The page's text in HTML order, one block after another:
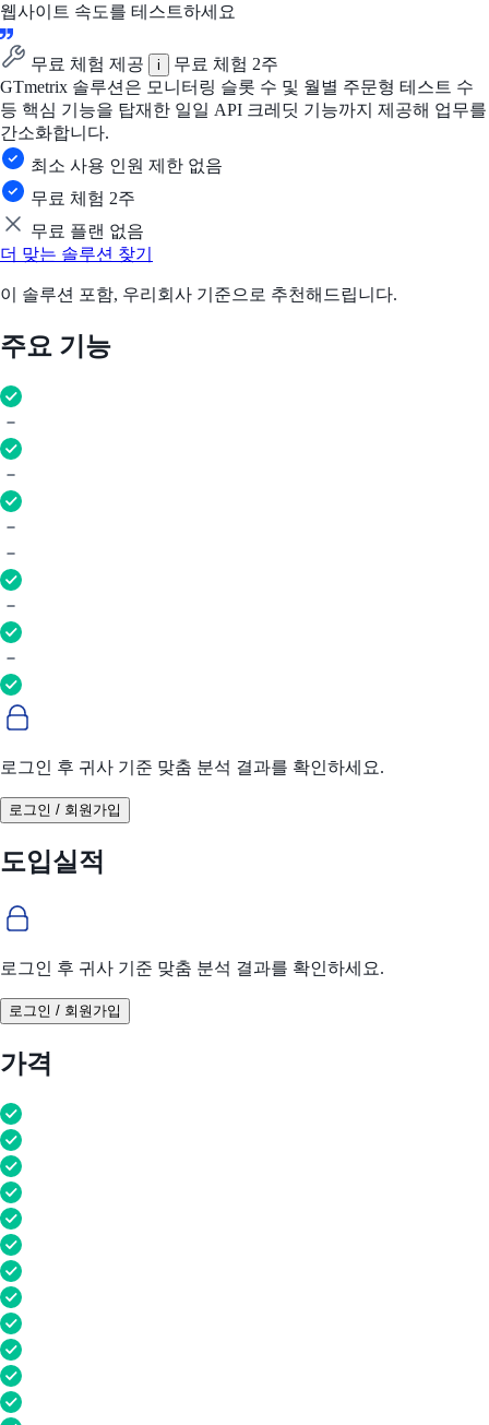
웹사이트 속도를 테스트하세요
무료 체험 제공 i
무료 체험 2주
GTmetrix 솔루션은 모니터링 슬롯 수 및 월별 주문형 테스트 수
등 핵심 기능을 탑재한 일일 API 크레딧 기능까지 제공해 업무를
간소화합니다.
최소 사용 인원 제한 없음
무료 체험 2주
무료 플랜 없음
더 맞는 솔루션 찾기
이 솔루션 포함, 우리회사 기준으로 추천해드립니다.
주요 기능
로그인 후 귀사 기준 맞춤 분석 결과를 확인하세요.
로그인 / 회원가입
도입실적
로그인 후 귀사 기준 맞춤 분석 결과를 확인하세요.
로그인 / 회원가입
가격